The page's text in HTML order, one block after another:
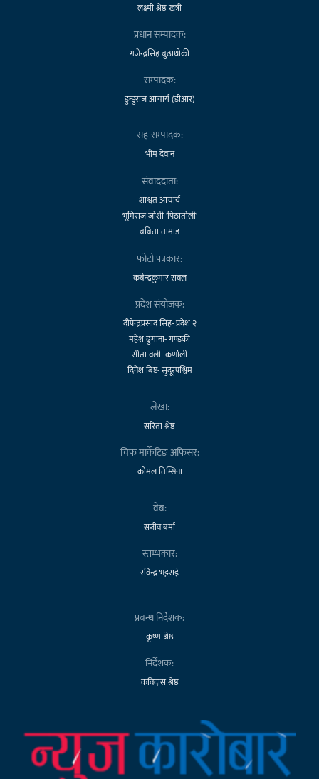
लक्ष्मी श्रेष्ठ खत्री
प्रधान सम्पादक:
गजेन्द्रसिंह बुढाथोकी
सम्पादक:
डुन्डुराज आचार्य (डीआर)
सह-सम्पादक:
भीम देवान
संवाददाता:
शाश्वत आचार्य
भूमिराज जोशी 'पिठातोली'
बबिता तामाङ
फोटो पत्रकार:
कबेन्द्रकुमार रावल
प्रदेश संयोजक:
दीपेन्द्रप्रसाद सिंह- प्रदेश २
महेश ढुंगाना- गण्डकी
सीता वली- कर्णाली
दिनेश बिष्ट- सुदूरपश्चिम
लेखा:
सरिता श्रेष्ठ
चिफ मार्केटिङ अफिसर:
कोमल तिम्सिना
वेब:
सञ्जीव बर्मा
स्तम्भकार:
रविन्द्र भट्टराई
प्रबन्ध निर्देशक:
कृष्ण श्रेष्ठ
निर्देशक:
कविदास श्रेष्ठ